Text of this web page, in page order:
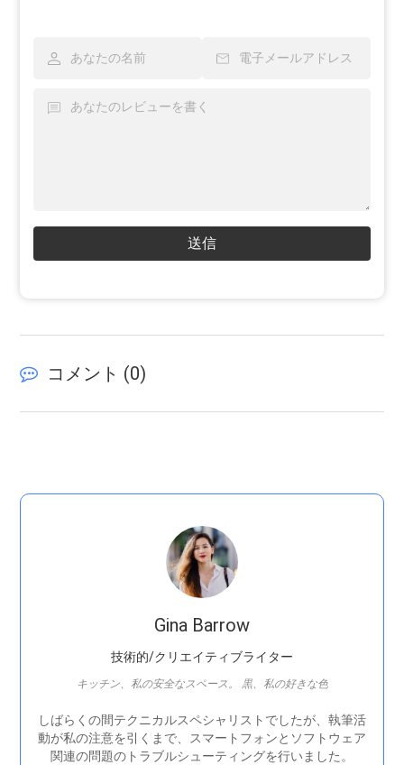
送信
コメント (0)
Gina Barrow
技術的/クリエイティブライター
キッチン、私の安全なスペース。 黒、私の好きな色
しばらくの間テクニカルスペシャリストでしたが、執筆活
動が私の注意を引くまで、スマートフォンとソフトウェア
関連の問題のトラブルシューティングを行いました。